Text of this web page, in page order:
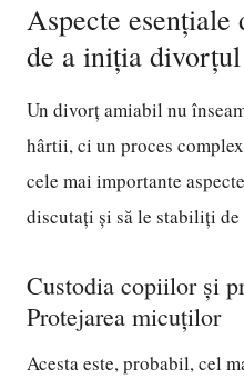
Aspecte esențiale
de a iniția
Un divorț amiabil nu
hârtii, ci un proces
cele mai importante
discutați și să le stabiliți de
Custodia copiilor și
Protejarea micuților
Acesta este, probabil, cel